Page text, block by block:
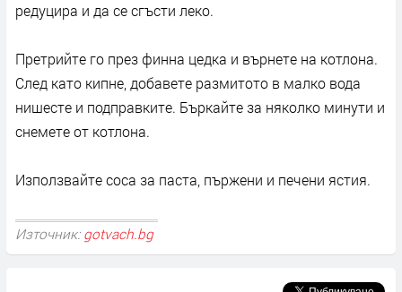
редуцира и да се сгъсти леко.
Претрийте го през финна цедка и върнете на котлона.
След като кипне, добавете размитото в малко вода
нишесте и подправките. Бъркайте за няколко минути и
снемете от котлона.
Използвайте соса за паста, пържени и печени ястия.
Източник: gotvach.bg